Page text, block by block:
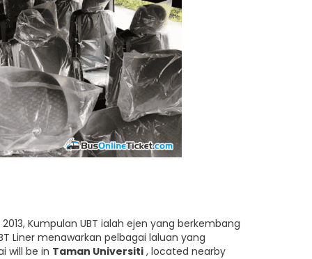
Kumpulan UBT ialah ejen yang berkembang
Liner menawarkan pelbagai laluan yang
will be in Taman Universiti , located nearby